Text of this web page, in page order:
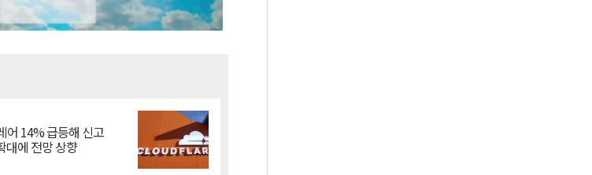
어 14% 급등해 신고
대에 전망 상향